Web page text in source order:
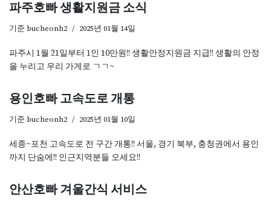
파주호빠 생활지원금 소식
기준 bucheonh2 2025년 01월 14일
파주시 1월 21일부터 1인 10만원!! 생활안정지원금 지급!! 생활의 안정
을 누리고 우리 가게로 ㄱㄱ~
용인호빠 고속도로 개통
기준 bucheonh2 2025년 01월 10일
세종~포천 고속도로 전 구간 개통!! 서울, 경기 북부, 충청권에서 용인
까지 단숨에!! 인근지역분들 오세요!!
안산호빠 겨울간식 서비스